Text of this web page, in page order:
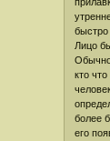
быстро
Лицо
кто что
более
его